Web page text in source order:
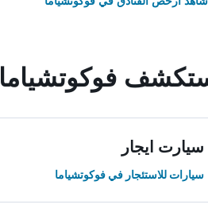
فوكوتشياما
سيارت ايجار
سيارات للاستئجار في فوكوتشياما